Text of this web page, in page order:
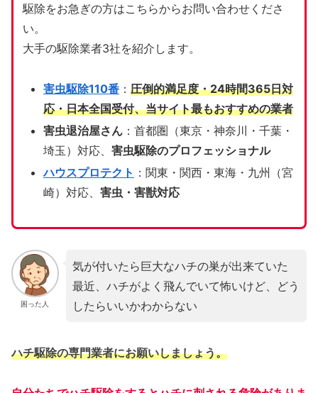
駆除をお急ぎの方はこちらからお問い合わせくださ
い。
大手の駆除業者3社を紹介します。
害虫駆除110番： 圧倒的満足度・24時間365日対
応・日本全国受付、当サイト最もおすすめの業者
害虫退治屋さん：首都圏（東京・神奈川・千葉・
埼玉）対応、 害虫駆除のプロフェッショナル
ハウスプロテクト ：関東・関西・東海・九州（宮
崎）対応、 害虫・害獣対応
困った人
気が付いたら巨大なハチの巣が出来ていた
最近、ハチがよく飛んでいて怖いけど、どう
したらいいかわからない
ハチ駆除の専門業者にお願いしましょう。